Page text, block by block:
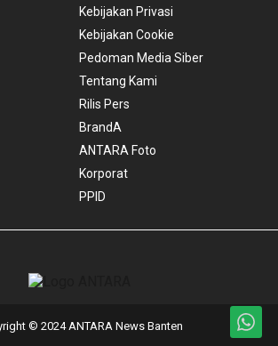
Kebijakan Privasi
Kebijakan Cookie
Pedoman Media Siber
Tentang Kami
Rilis Pers
BrandA
ANTARA Foto
Korporat
PPID
© 2024 ANTARA News Banten